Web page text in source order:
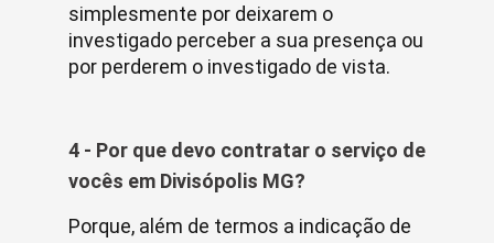
simplesmente por deixarem o
investigado perceber a sua presença ou
por perderem o investigado de vista.
4 - Por que devo contratar o serviço de
vocês em Divisópolis MG?
Porque, além de termos a indicação de